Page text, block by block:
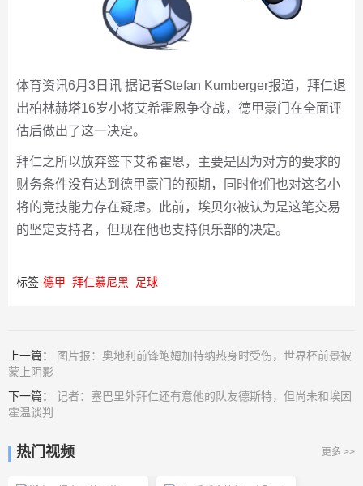
体育资讯6月3日讯 据记者Stefan Kumberger报道，拜仁退
出柏林赫塔16岁小将艾希霍恩争夺战，德甲豪门在全面评
估后做出了这一决定。
拜仁之所以放弃签下艾希霍恩，主要是因为对方的要求的
财务条件没有达到德甲豪门的预期，同时他们也对这名小
将的竞技能力存在疑虑。此前，埃贝尔被认为是这笔交易
的坚定支持者，但现在他也支持俱乐部的决定。
标签 德甲 拜仁慕尼黑 足球
上一篇：
图片报：奥地利前锋鲍姆加特纳热身时受伤，世界杯前景被
蒙上阴影
下一篇： 记者：塞巴里外拜仁还有意他的队友德斯特，但尚未和埃因
霍温谈判
热门视频 更多 >>